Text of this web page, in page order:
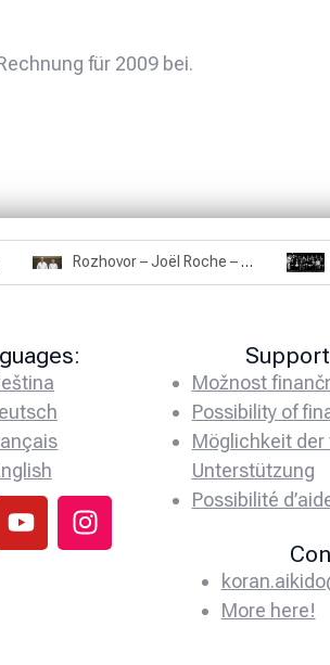
für 2009 bei.
Rozhovor – Joël Roche – 12.4.2025 – Praha, Karlín
Možnost
Possibility of
Möglichkeit der
Unterstützung
Possibilité
More here!